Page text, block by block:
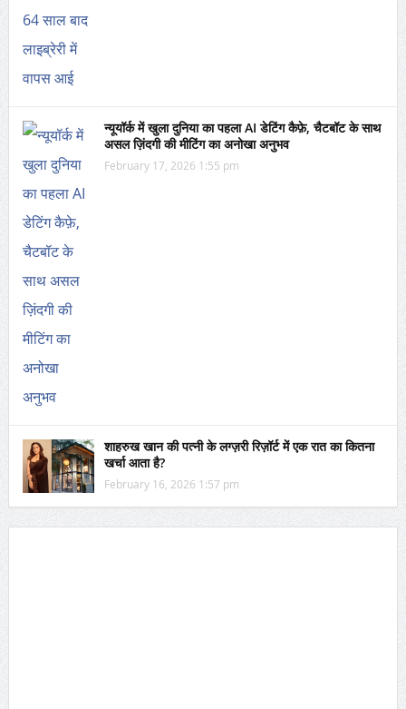
न्यूयॉर्क में खुला दुनिया का पहला AI डेटिंग कैफ़े, चैटबॉट के साथ
असल ज़िंदगी की मीटिंग का अनोखा अनुभव
February 17, 2026 1:55 pm
शाहरुख खान की पत्नी के लग्ज़री रिज़ॉर्ट में एक रात का कितना
खर्चा आता है?
February 16, 2026 1:57 pm